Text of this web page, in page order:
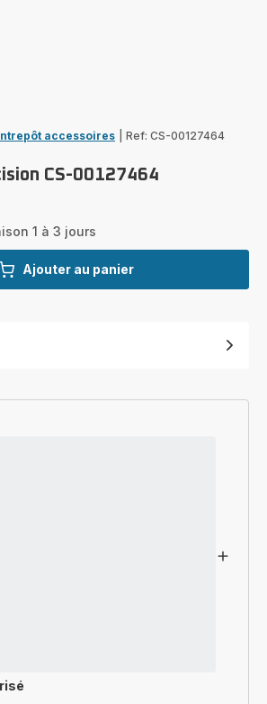
accessoires Ref: CS-00127464
CS-00127464
1 à 3 jours
Ajouter au panier